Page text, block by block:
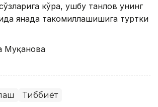
кўра, ушбу танлов унинг
янада такомиллашишига туртки
Муқанова
Тиббиёт